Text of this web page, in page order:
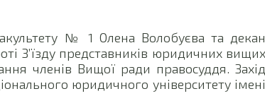
№ 1 Олена Волобуєва та декан
З’їзду представників юридичних вищих
членів Вищої ради правосуддя. Захід
юридичного університету імені